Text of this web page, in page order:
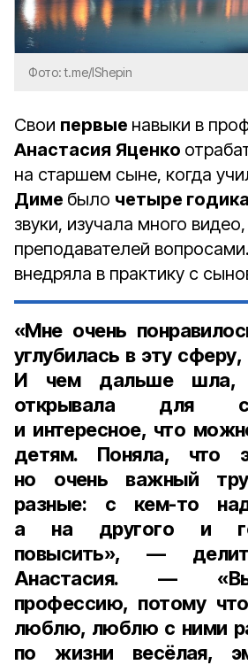
Фото: t.me/IShepin
Свои первые навыки в
Анастасия Яценко
на старшем сыне, когда
Диме было четыре годика
звуки, изучала много
преподавателей
внедряла в практику с
«Мне очень
углубилась в эту
И чем дальше шла,
открывала для
и интересное, что
детям. Поняла, что
но очень важный
разные: с кем-то
а на другого и
повысить», —
Анастасия. —
профессию, потому
люблю, люблю с ними
по жизни весёлая,